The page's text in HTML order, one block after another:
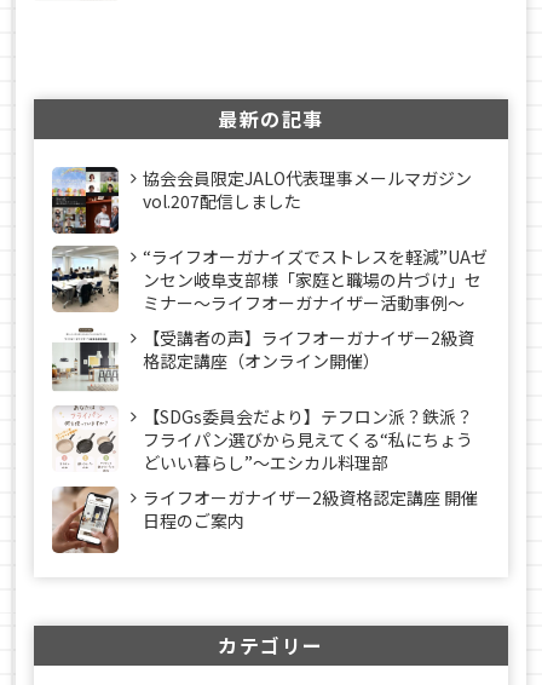
最新の記事
協会会員限定JALO代表理事メールマガジン
vol.207配信しました
“ライフオーガナイズでストレスを軽減”UAゼ
ンセン岐阜支部様「家庭と職場の片づけ」セ
ミナー～ライフオーガナイザー活動事例〜
【受講者の声】ライフオーガナイザー2級資
格認定講座（オンライン開催）
【SDGs委員会だより】テフロン派？鉄派？
フライパン選びから見えてくる“私にちょう
どいい暮らし”～エシカル料理部
ライフオーガナイザー2級資格認定講座 開催
日程のご案内
カテゴリー